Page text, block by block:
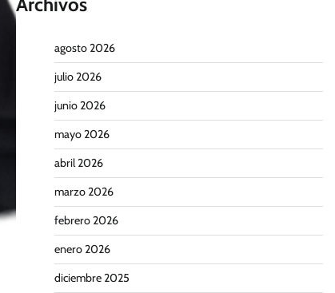
agosto 2026
julio 2026
junio 2026
mayo 2026
abril 2026
marzo 2026
febrero 2026
enero 2026
diciembre 2025